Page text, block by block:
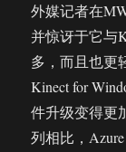
外媒记者在
并惊讶于它与
多，而且也更
Kinect for
件升级变得更
列相比，